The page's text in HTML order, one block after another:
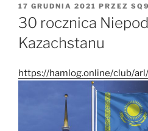
OPUBLIKOWANE
W
17 GRUDNIA 2021 PRZEZ
30 rocznica
Kazachstanu
https://hamlog.online/club/